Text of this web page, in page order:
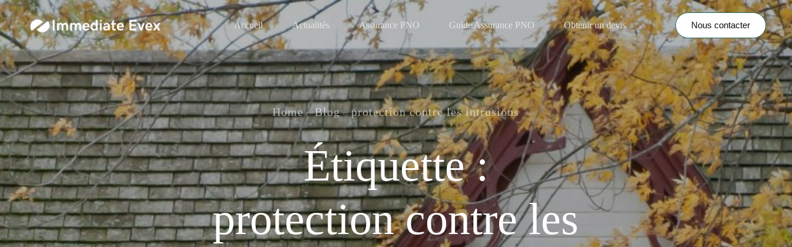
Accueil Actualités Assurance PNO Guide Assurance PNO Obtenir un devis Nous contacter
Home Blog protection contre les intrusions
Étiquette :
protection contre les